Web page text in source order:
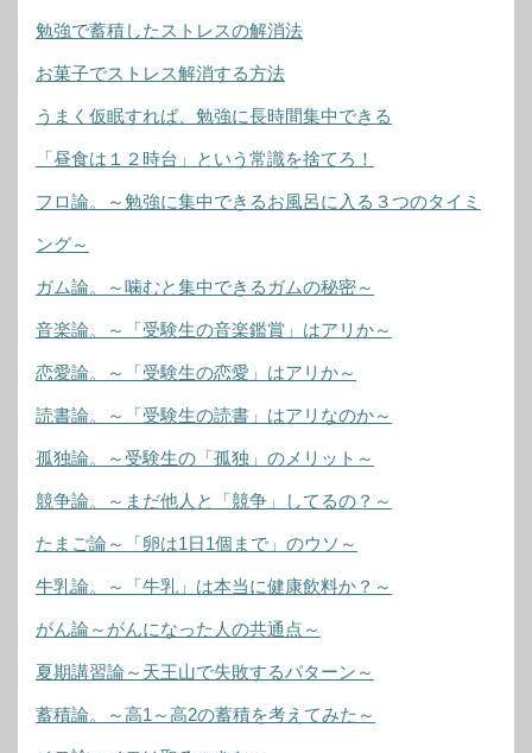
勉強で蓄積したストレスの解消法
お菓子でストレス解消する方法
うまく仮眠すれば、勉強に長時間集中できる
「昼食は１２時台」という常識を捨てろ！
フロ論。～勉強に集中できるお風呂に入る３つのタイミ
ング～
ガム論。～噛むと集中できるガムの秘密～
音楽論。～「受験生の音楽鑑賞」はアリか～
恋愛論。～「受験生の恋愛」はアリか～
読書論。～「受験生の読書」はアリなのか～
孤独論。～受験生の「孤独」のメリット～
競争論。～まだ他人と「競争」してるの？～
たまご論～「卵は1日1個まで」のウソ～
牛乳論。～「牛乳」は本当に健康飲料か？～
がん論～がんになった人の共通点～
夏期講習論～天王山で失敗するパターン～
蓄積論。～高1～高2の蓄積を考えてみた～